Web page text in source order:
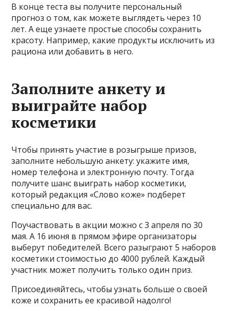
В конце теста вы получите персональный
прогноз о том, как можете выглядеть через 10
лет. А еще узнаете простые способы сохранить
красоту. Например, какие продукты исключить из
рациона или добавить в него.
Заполните анкету и
выиграйте набор
косметики
Чтобы принять участие в розыгрыше призов,
заполните небольшую анкету: укажите имя,
номер телефона и электронную почту. Тогда
получите шанс выиграть набор косметики,
который редакция «Слово коже» подберет
специально для вас.
Поучаствовать в акции можно с 3 апреля по 30
мая. А 16 июня в прямом эфире организаторы
выберут победителей. Всего разыграют 5 наборов
косметики стоимостью до 4000 рублей. Каждый
участник может получить только один приз.
Присоединяйтесь, чтобы узнать больше о своей
коже и сохранить ее красивой надолго!